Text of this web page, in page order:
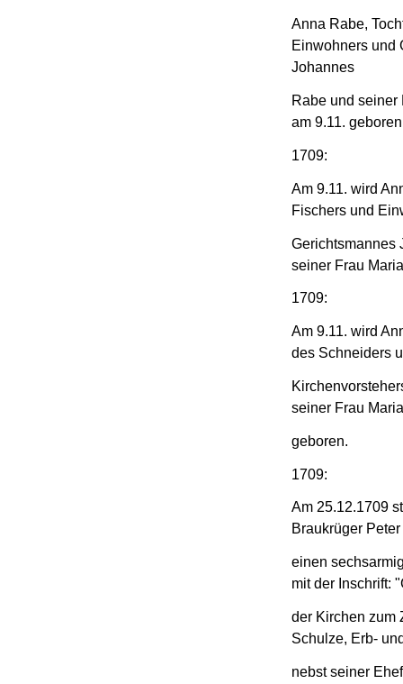
Anna Rabe,
Einwohners und
Johannes
Rabe und seiner
am 9.11.
1709:
Am 9.11. wird
Fischers und
Gerichtsmannes
seiner Frau
1709:
Am 9.11. wird
des Schneiders
seiner Frau
geboren.
1709:
Am 25.12.1709
Braukrüger
einen
mit der Inschrift:
der Kirchen zum
Schulze, Erb-
nebst seiner